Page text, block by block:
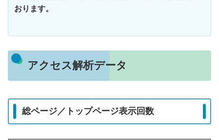
おります。
アクセス解析データ
総ページ／トップページ表示回数